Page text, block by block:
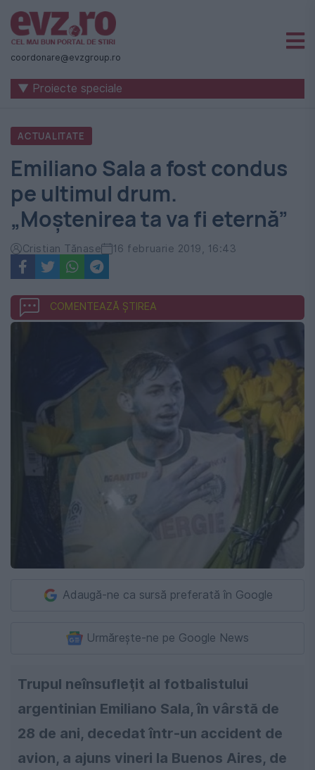
Știri
naționale
internaționale
România
-
Evenimentul
Zilei
coordonare@evzgroup.ro
▼ Proiecte speciale
ACTUALITATE
Emiliano Sala a fost condus
pe ultimul drum.
„Moștenirea ta va fi eternă”
Cristian Tănase 16 februarie 2019, 16:43
COMENTEAZĂ ȘTIREA
Adaugă-ne ca sursă preferată în Google
Urmărește-ne pe Google News
Trupul neînsufleţit al fotbalistului
argentinian Emiliano Sala, în vârstă de
28 de ani, decedat într-un accident de
avion, a ajuns vineri la Buenos Aires, de